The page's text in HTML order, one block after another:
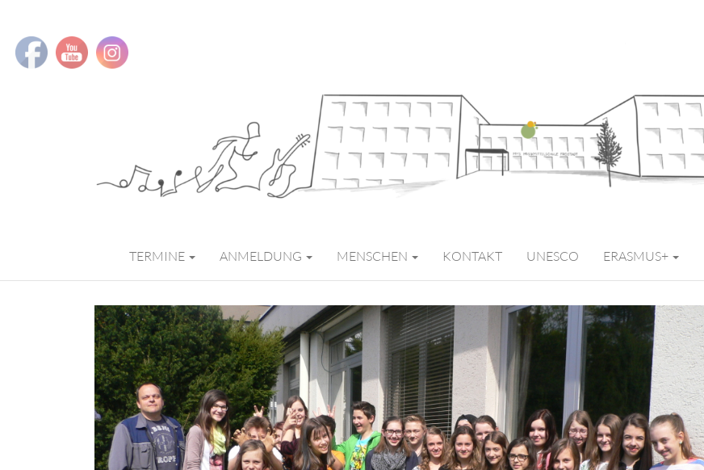
TERMINE ANMELDUNG MENSCHEN KONTAKT UNESCO ERASMUS+